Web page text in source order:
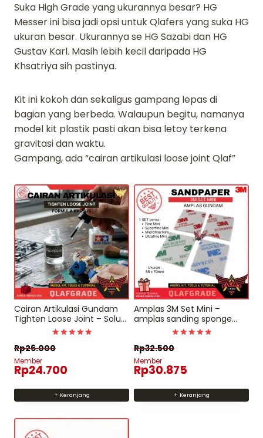
Suka High Grade yang ukurannya besar? HG
Messer ini bisa jadi opsi untuk Qlafers yang suka HG
ukuran besar. Ukurannya se HG Sazabi dan HG
Gustav Karl. Masih lebih kecil daripada HG
Khsatriya sih pastinya.
Kit ini kokoh dan sekaligus gampang lepas di
bagian yang berbeda. Walaupun begitu, namanya
model kit plastik pasti akan bisa letoy terkena
gravitasi dan waktu.
Gampang, ada “cairan artikulasi loose joint Qlaf”
Cairan Artikulasi Gundam
Tighten Loose Joint – Solusi
Anti Letoi Artikulasi Seret
Enamel Polish Joint
Strengthener untuk Model
Kit Action Figure Blokees
Dinilai
4.98
Rp26.000
Member
Rp24.700
+ Keranjang
Amplas 3M Set Mini –
amplas sanding sponge
Dinilai
4.9897959183673
Rp32.500
Member
Rp30.875
+ Keranjang